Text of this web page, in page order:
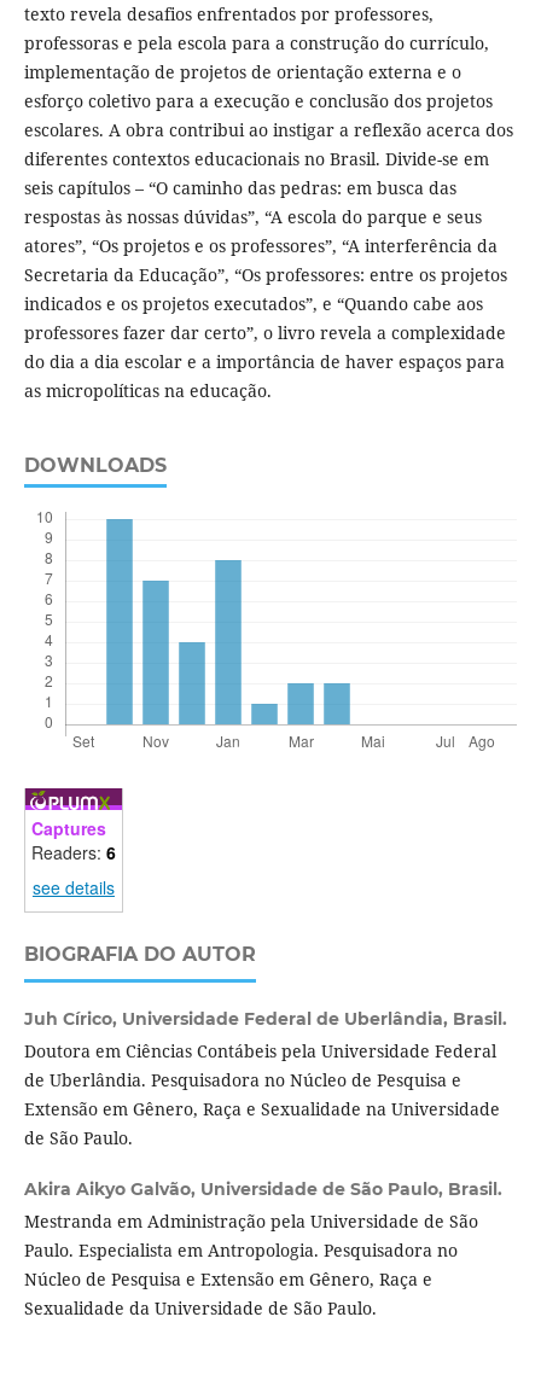
texto revela desafios enfrentados por professores,
professoras e pela escola para a construção do currículo,
implementação de projetos de orientação externa e o
esforço coletivo para a execução e conclusão dos projetos
escolares. A obra contribui ao instigar a reflexão acerca dos
diferentes contextos educacionais no Brasil. Divide-se em
seis capítulos – “O caminho das pedras: em busca das
respostas às nossas dúvidas”, “A escola do parque e seus
atores”, “Os projetos e os professores”, “A interferência da
Secretaria da Educação”, “Os professores: entre os projetos
indicados e os projetos executados”, e “Quando cabe aos
professores fazer dar certo”, o livro revela a complexidade
do dia a dia escolar e a importância de haver espaços para
as micropolíticas na educação.
DOWNLOADS
Captures
Readers: 6
see details
BIOGRAFIA DO AUTOR
Juh Círico, Universidade Federal de Uberlândia, Brasil.
Doutora em Ciências Contábeis pela Universidade Federal
de Uberlândia. Pesquisadora no Núcleo de Pesquisa e
Extensão em Gênero, Raça e Sexualidade na Universidade
de São Paulo.
Akira Aikyo Galvão, Universidade de São Paulo, Brasil.
Mestranda em Administração pela Universidade de São
Paulo. Especialista em Antropologia. Pesquisadora no
Núcleo de Pesquisa e Extensão em Gênero, Raça e
Sexualidade da Universidade de São Paulo.